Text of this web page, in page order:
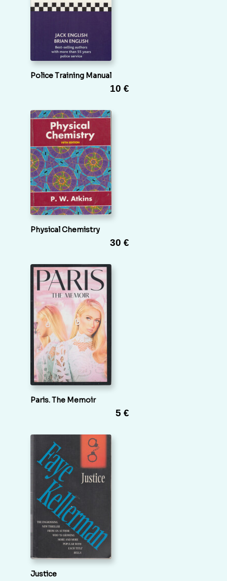
Police Training Manual
10 €
Physical Chemistry
30 €
Paris. The Memoir
5 €
Justice